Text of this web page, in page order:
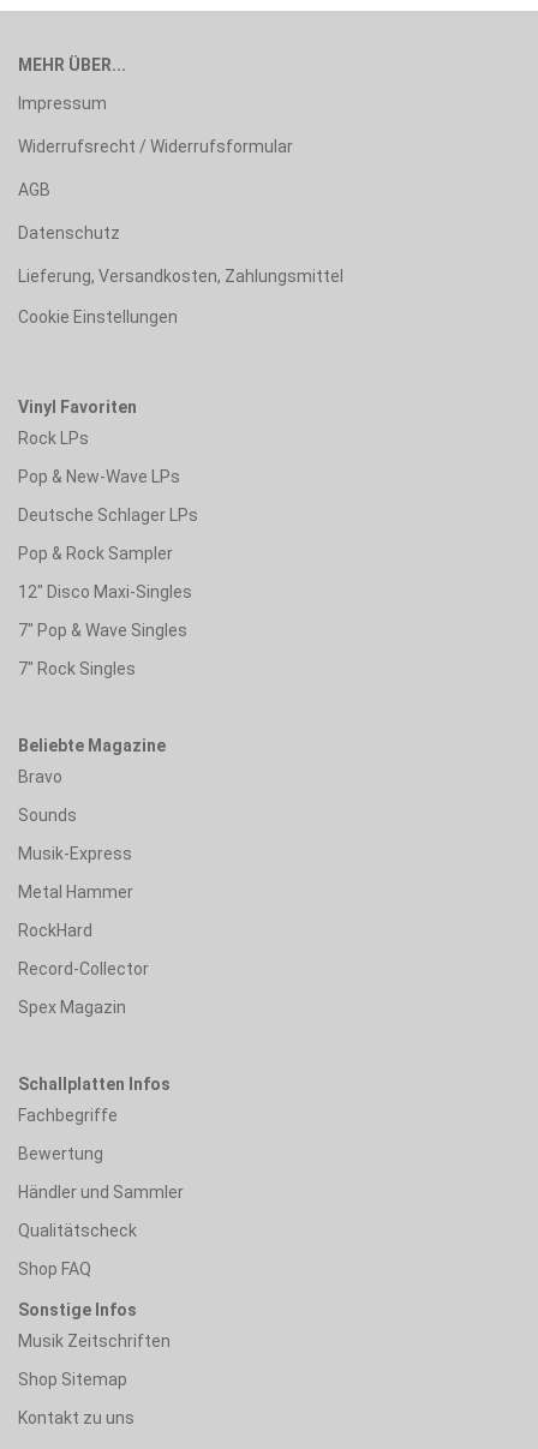
MEHR ÜBER...
Impressum
Widerrufsrecht / Widerrufsformular
AGB
Datenschutz
Lieferung, Versandkosten, Zahlungsmittel
Cookie Einstellungen
Vinyl Favoriten
Rock LPs
Pop & New-Wave LPs
Deutsche Schlager LPs
Pop & Rock Sampler
12" Disco Maxi-Singles
7" Pop & Wave Singles
7" Rock Singles
Beliebte Magazine
Bravo
Sounds
Musik-Express
Metal Hammer
RockHard
Record-Collector
Spex Magazin
Schallplatten Infos
Fachbegriffe
Bewertung
Händler und Sammler
Qualitätscheck
Shop FAQ
Sonstige Infos
Musik Zeitschriften
Shop Sitemap
Kontakt zu uns